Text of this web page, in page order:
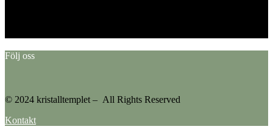
Följ oss
© 2024 kristalltemplet – All Rights Reserved
Kontakt